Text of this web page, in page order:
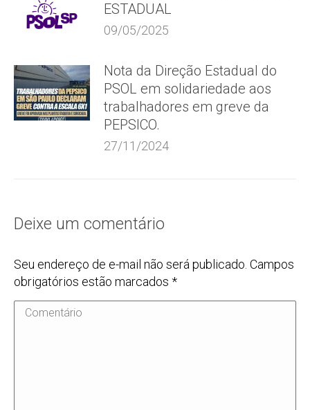
ESTADUAL
09/05/2025
Nota da Direção Estadual do
PSOL em solidariedade aos
trabalhadores em greve da
PEPSICO.
27/11/2024
Deixe um comentário
Seu endereço de e-mail não será publicado. Campos
obrigatórios estão marcados *
Comentário